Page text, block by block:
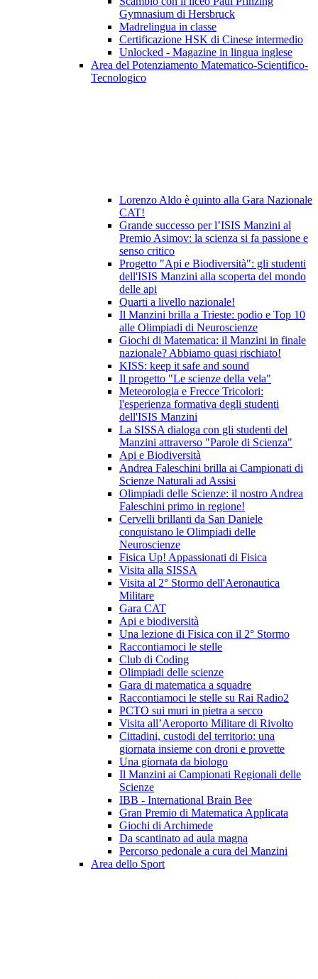
Gymnasium di Hersbruck
Madrelingua in classe
Certificazione HSK di Cinese intermedio
Unlocked - Magazine in lingua inglese
Area del Potenziamento Matematico-Scientifico-
Tecnologico
Lorenzo Aldo è quinto alla Gara Nazionale
CAT!
Grande successo per l’ISIS Manzini al
Premio Asimov: la scienza si fa passione e
senso critico
Progetto "Api e Biodiversità": gli studenti
dell'ISIS Manzini alla scoperta del mondo
delle api
Quarti a livello nazionale!
Il Manzini brilla a Trieste: podio e Top 10
alle Olimpiadi di Neuroscienze
Giochi di Matematica: il Manzini in finale
nazionale? Abbiamo quasi rischiato!
KISS: keep it safe and sound
Il progetto "Le scienze della vela"
Meteorologia e Frecce Tricolori:
l'esperienza formativa degli studenti
dell'ISIS Manzini
La SISSA dialoga con gli studenti del
Manzini attraverso "Parole di Scienza"
Api e Biodiversità
Andrea Faleschini brilla ai Campionati di
Scienze Naturali ad Assisi
Olimpiadi delle Scienze: il nostro Andrea
Faleschini primo in regione!
Cervelli brillanti da San Daniele
conquistano le Olimpiadi delle
Neuroscienze
Fisica Up! Appassionati di Fisica
Visita alla SISSA
Visita al 2° Stormo dell'Aeronautica
Militare
Gara CAT
Api e biodiversità
Una lezione di Fisica con il 2° Stormo
Raccontiamoci le stelle
Club di Coding
Olimpiadi delle scienze
Gara di matematica a squadre
Raccontiamoci le stelle su Rai Radio2
PCTO sui muri in pietra a secco
Visita all’Aeroporto Militare di Rivolto
Cittadini, custodi del territorio: una
giornata insieme con droni e provette
Una giornata da biologo
Il Manzini ai Campionati Regionali delle
Scienze
IBB - International Brain Bee
Gran Premio di Matematica Applicata
Giochi di Archimede
Da scantinato ad aula magna
Percorso pedonale a cura del Manzini
Area dello Sport